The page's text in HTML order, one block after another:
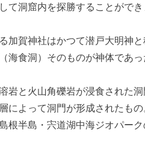
て洞窟内を探勝することができ
加賀神社はかつて潜戸大明神
海食洞）そのものが神体であっ
岩と火山角礫岩が浸食された
によって洞門が形成されたもの
根半島・宍道湖中海ジオパーク